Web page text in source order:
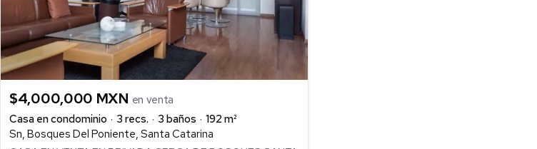
$4,000,000 MXN en venta
Casa en condominio
3 recs. 3 baños
192 m²
Sn, Bosques Del Poniente, Santa Catarina